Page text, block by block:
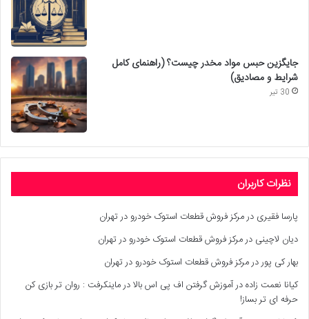
جایگزین حبس مواد مخدر چیست؟ (راهنمای کامل
شرایط و مصادیق)
30 تیر
نظرات کاربران
پارسا فقیری درمرکز فروش قطعات استوک خودرو در تهران
دیان لاچینی درمرکز فروش قطعات استوک خودرو در تهران
بهار کی پوردرمرکز فروش قطعات استوک خودرو در تهران
کیانا نعمت زادهدرآموزش گرفتن اف پی اس بالا در ماینکرفت : روان تر بازی کن
حرفه ای تر بساز!